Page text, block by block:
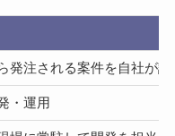
発注される案件を自社が
・運用